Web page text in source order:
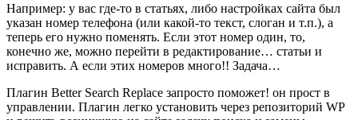
Например: у вас где-то в статьях, либо настройках сайта был
указан номер телефона (или какой-то текст, слоган и т.п.), а
теперь его нужно поменять. Если этот номер один, то,
конечно же, можно перейти в редактирование… статьи и
исправить. А если этих номеров много!! Задача…
Плагин Better Search Replace запросто поможет! он прост в
управлении. Плагин легко установить через репозиторий WP